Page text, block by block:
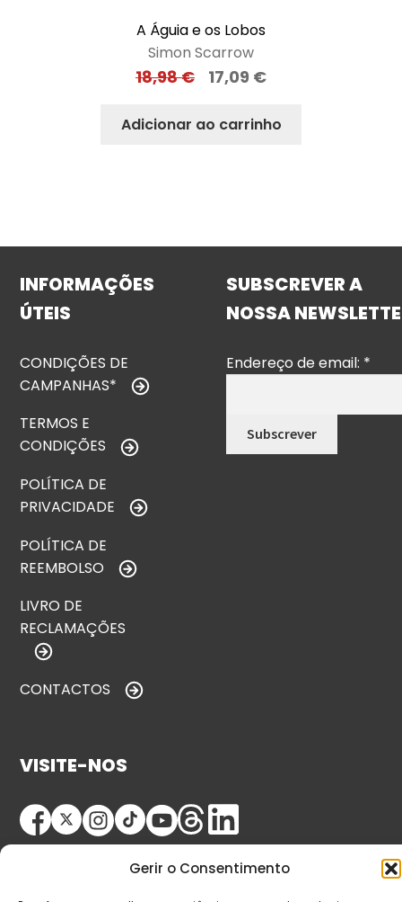
Gerir o Consentimento
A Águia e os Lobos
Simon Scarrow
18,98€ 17,09 €
Adicionar ao carrinho
INFORMAÇÕES
ÚTEIS
CONDIÇÕES DE
CAMPANHAS*
TERMOS E
CONDIÇÕES
POLÍTICA DE
PRIVACIDADE
POLÍTICA DE
REEMBOLSO
LIVRO DE
RECLAMAÇÕES
CONTACTOS
SUBSCREVER A
NOSSA
Endereço de email: *
VISITE-NOS